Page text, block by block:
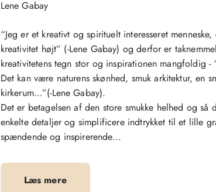
Lene Gabay
“Jeg er et kreativt og spirituelt interesseret
kreativitet højt” (-Lene Gabay) og derfor er
kreativitetens tegn stor og inspirationen mangfoldig -
Det kan være naturens skønhed, smuk arkitektur, en
kirkerum…”(-Lene Gabay).
Det er betagelsen af den store smukke helhed og
enkelte detaljer og simplificere indtrykket til et lille
spændende og inspirerende...
Læs mere